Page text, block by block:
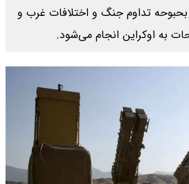
تداوم جنگ و اختلافات غرب و
به اوکراین انجام می‌شود.